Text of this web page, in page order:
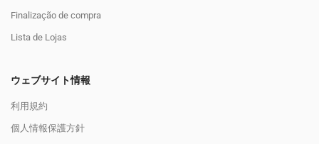
Finalização de compra
Lista de Lojas
ウェブサイト情報
利用規約
個人情報保護方針